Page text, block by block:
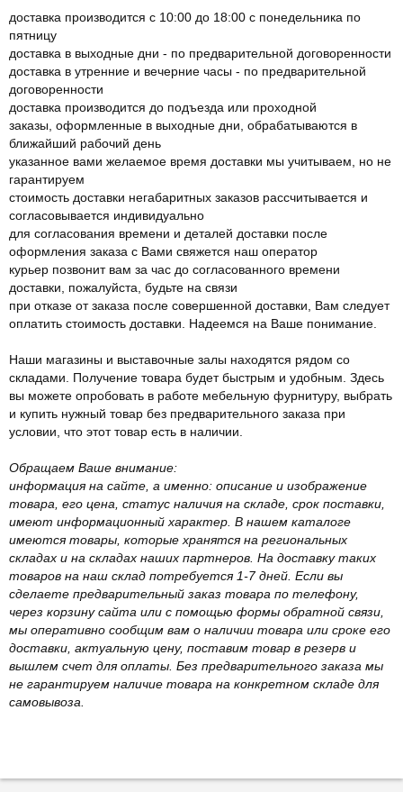
доставка производится с 10:00 до 18:00 с понедельника по
пятницу
доставка в выходные дни - по предварительной договоренности
доставка в утренние и вечерние часы - по предварительной
договоренности
доставка производится до подъезда или проходной
заказы, оформленные в выходные дни, обрабатываются в
ближайший рабочий день
указанное вами желаемое время доставки мы учитываем, но не
гарантируем
стоимость доставки негабаритных заказов рассчитывается и
согласовывается индивидуально
для согласования времени и деталей доставки после
оформления заказа с Вами свяжется наш оператор
курьер позвонит вам за час до согласованного времени
доставки, пожалуйста, будьте на связи
при отказе от заказа после совершенной доставки, Вам следует
оплатить стоимость доставки. Надеемся на Ваше понимание.
Наши магазины и выставочные залы находятся рядом со
складами. Получение товара будет быстрым и удобным. Здесь
вы можете опробовать в работе мебельную фурнитуру, выбрать
и купить нужный товар без предварительного заказа при
условии, что этот товар есть в наличии.
Обращаем Ваше внимание:
информация на сайте, а именно: описание и изображение
товара, его цена, статус наличия на складе, срок поставки,
имеют информационный характер. В нашем каталоге
имеются товары, которые хранятся на региональных
складах и на складах наших партнеров. На доставку таких
товаров на наш склад потребуется 1-7 дней. Если вы
сделаете предварительный заказ товара по телефону,
через корзину сайта или с помощью формы обратной связи,
мы оперативно сообщим вам о наличии товара или сроке его
доставки, актуальную цену, поставим товар в резерв и
вышлем счет для оплаты. Без предварительного заказа мы
не гарантируем наличие товара на конкретном складе для
самовывоза.